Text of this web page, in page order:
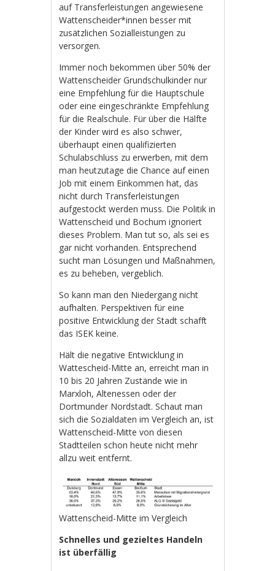
auf Transferleistungen angewiesene
Wattenscheider*innen besser mit
zusätzlichen Sozialleistungen zu
versorgen.
Immer noch bekommen über 50% der
Wattenscheider Grundschulkinder nur
eine Empfehlung für die Hauptschule
oder eine eingeschränkte Empfehlung
für die Realschule. Für über die Hälfte
der Kinder wird es also schwer,
überhaupt einen qualifizierten
Schulabschluss zu erwerben, mit dem
man heutzutage die Chance auf einen
Job mit einem Einkommen hat, das
nicht durch Transferleistungen
aufgestockt werden muss. Die Politik in
Wattenscheid und Bochum ignoriert
dieses Problem. Man tut so, als sei es
gar nicht vorhanden. Entsprechend
sucht man Lösungen und Maßnahmen,
es zu beheben, vergeblich.
So kann man den Niedergang nicht
aufhalten. Perspektiven für eine
positive Entwicklung der Stadt schafft
das ISEK keine.
Hält die negative Entwicklung in
Wattescheid-Mitte an, erreicht man in
10 bis 20 Jahren Zustände wie in
Marxloh, Altenessen oder der
Dortmunder Nordstadt. Schaut man
sich die Sozialdaten im Vergleich an, ist
Wattenscheid-Mitte von diesen
Stadtteilen schon heute nicht mehr
allzu weit entfernt.
Wattenscheid-Mitte im Vergleich
Schnelles und gezieltes Handeln
ist überfällig